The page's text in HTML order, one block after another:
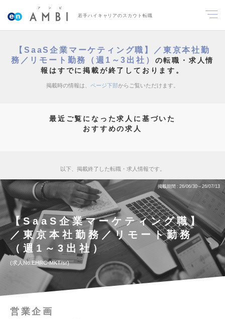
若手ハイキャリアのスカウト転職
【SaaS企業マーケティング職】／東京本社勤
務／リモート勤務（週1～3出社） の転職・求人情
報はすでに掲載が終了しております。
掲載時の情報は、 ページ下部からご覧いただけます。
最近ご覧になった求人に基づいた
おすすめの求人
以下、掲載終了した転職・求人情報です。
掲載期間 26/06/30～26/07/13
【SaaS企業マーケティング職】
／東京本社勤務／リモート勤務
（週1～3出社）
求人No.EHRC-MKT/sr
営業企画